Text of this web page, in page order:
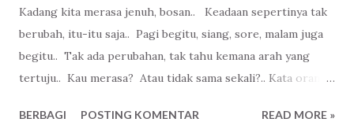
Kadang kita merasa jenuh, bosan.. Keadaan sepertinya tak
berubah, itu-itu saja.. Pagi begitu, siang, sore, malam juga
begitu.. Tak ada perubahan, tak tahu kemana arah yang
tertuju.. Kau merasa? Atau tidak sama sekali?.. Kata orang
masalah, tapi diri kita sendiri yang tidak mau berubah yang
BERBAGI POSTING KOMENTAR READ MORE »